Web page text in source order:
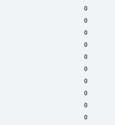
0
0
0
0
0
0
0
0
0
0